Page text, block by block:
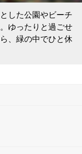
した公園やビーチ
ゆったりと過ごせ
、緑の中でひと休